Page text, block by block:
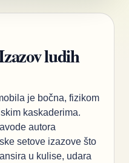
ludih
je bočna, fizikom
kaskaderima.
autora
setove izazove što
u kulise, udara